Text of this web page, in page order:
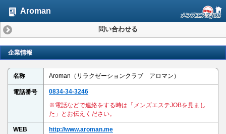
Aroman
問い合わせる
企業情報
名称 Aroman（リラクゼーションクラブ アロマン）
電話番号
0834-34-3246
※電話などで連絡をする時は「メンズエステJOBを見まし
た」とお伝えください。
WEB http://www.aroman.me